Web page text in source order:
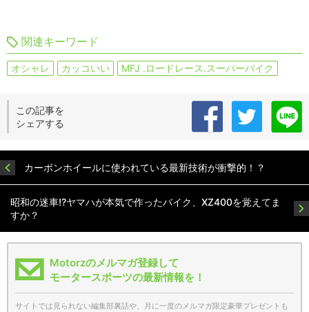
関連キーワード
オシャレ カッコいい MFJ .ロードレース.スーパーバイク
この記事を
シェアする
カーボンホイールに使われている最新技術が衝撃的！？
昭和の迷車!?ヤマハが本気で作ったバイク、XZ400を覚えてま
すか？
Motorzのメルマガ登録して
モータースポーツの最新情報を！
サイトでは見られない編集部裏話や、月に一度のメルマガ限定豪華プレゼントも